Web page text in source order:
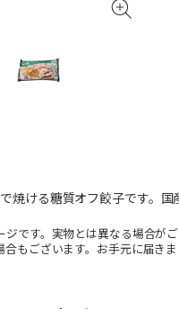
焼ける糖質オフ餃子です。国
です。実物とは異なる場合が
合もございます。お手元に届き